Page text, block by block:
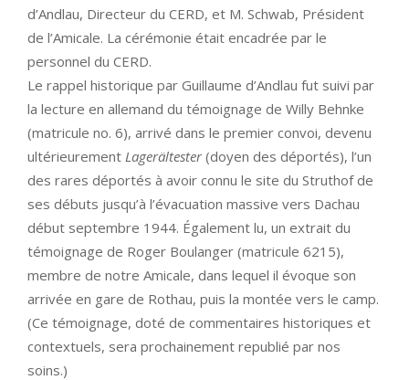
d’Andlau, Directeur du CERD, et M. Schwab, Président
de l’Amicale. La cérémonie était encadrée par le
personnel du CERD.
Le rappel historique par Guillaume d’Andlau fut suivi par
la lecture en allemand du témoignage de Willy Behnke
(matricule no. 6), arrivé dans le premier convoi, devenu
ultérieurement Lagerältester(doyen des déportés), l’un
des rares déportés à avoir connu le site du Struthof de
ses débuts jusqu’à l’évacuation massive vers Dachau
début septembre 1944. Également lu, un extrait du
témoignage de Roger Boulanger (matricule 6215),
membre de notre Amicale, dans lequel il évoque son
arrivée en gare de Rothau, puis la montée vers le camp.
(Ce témoignage, doté de commentaires historiques et
contextuels, sera prochainement republié par nos
soins.)